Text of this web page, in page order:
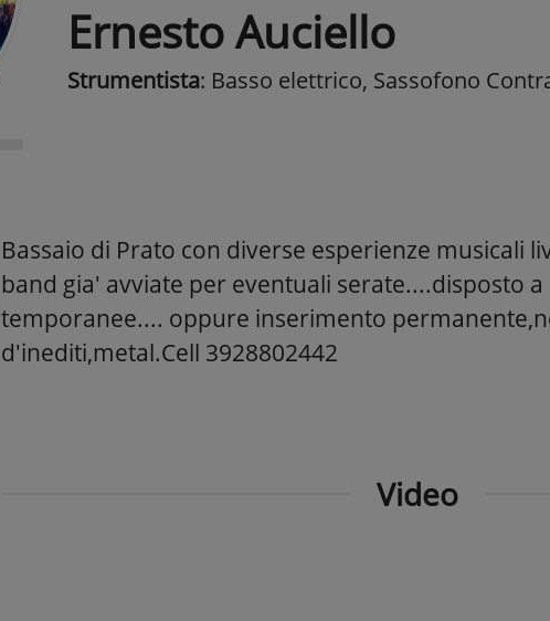
Ernesto Auciello
Strumentista: Basso elettrico, Sassofono
Bassaio di Prato con diverse esperienze musicali
band gia' avviate per eventuali serate....disposto
temporanee.... oppure inserimento
d'inediti,metal.Cell 3928802442
Video